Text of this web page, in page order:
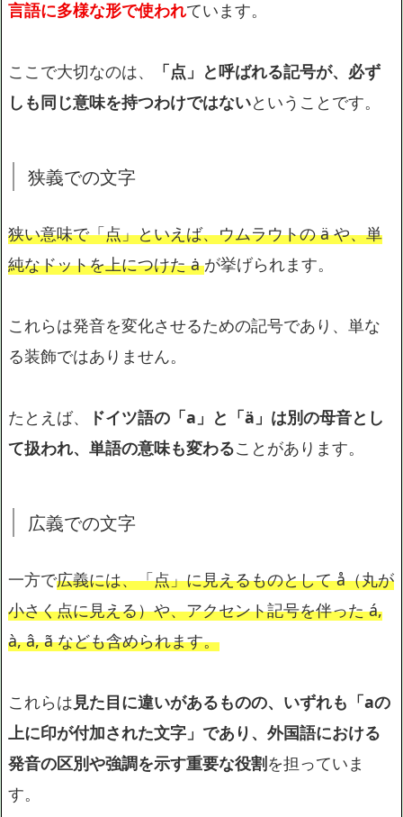
言語に多様な形で使われています。
ここで大切なのは、
「点」と呼ばれる記号が、必ず
しも同じ意味を持つわけではないということです。
狭義での文字
狭い意味で「点」といえば、ウムラウトの ä や、単
純なドットを上につけた ȧが挙げられます。
これらは発音を変化させるための記号であり、単な
る装飾ではありません。
たとえば、
ドイツ語の「a」と「ä」は別の母音とし
て扱われ、単語の意味も変わることがあります。
広義での文字
一方で広義には、「点」に見えるものとして å（丸が
小さく点に見える）や、アクセント記号を伴った á,
à, â, ã なども含められます。
これらは見た目に違いがあるものの、いずれも「aの
上に印が付加された文字」であり、外国語における
発音の区別や強調を示す重要な役割 を担っていま
す。